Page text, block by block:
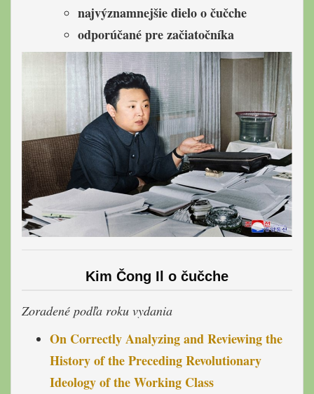
najvýznamnejšie dielo o čučche
odporúčané pre začiatočníka
Kim Čong Il o čučche
Zoradené podľa roku vydania
On Correctly Analyzing and Reviewing the
History of the Preceding Revolutionary
Ideology of the Working Class